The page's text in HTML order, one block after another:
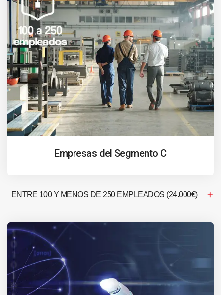
Empresas del Segmento C
ENTRE 100 Y MENOS DE 250 EMPLEADOS (24.000€)